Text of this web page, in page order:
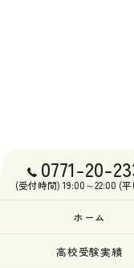
0771-20-
(受付時間) 19:00～22:00 (
ホーム
高校受験実績